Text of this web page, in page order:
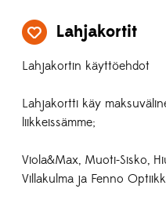
Lahjakortit
Lahjakortin käyttöehdot
Lahjakortti käy
liikkeissämme;
Viola&Max, Muoti-Sisko,
Villakulma ja Fenno